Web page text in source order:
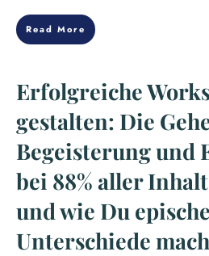
Read More
Erfolgreiche
gestalten: Die
Begeisterung und
bei 88% aller
und wie Du epische
Unterschiede